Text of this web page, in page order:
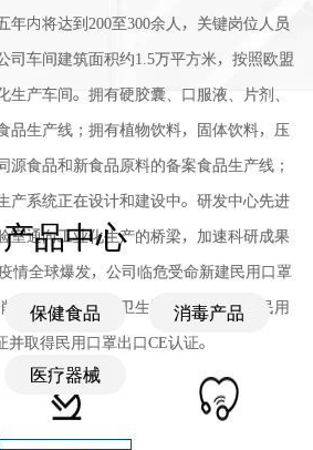
年内将达到200至300余人，关键岗位人员
司车间建筑面积约1.5万平方米，按照欧盟
生产车间。拥有硬胶囊、口服液、片剂、
品生产线；拥有植物饮料，固体饮料，压
源食品和新食品原料的备案食品生产线；
产系统正在设计和建设中。研发中心先进
室通向工业化生产的桥梁，加速科研成果
情全球爆发，公司临危受命新建民用口罩
毒产品生产企业卫生许可证，并通过民用
并取得民用口罩出口CE认证。
产品中心
保健食品 消毒产品
医疗器械